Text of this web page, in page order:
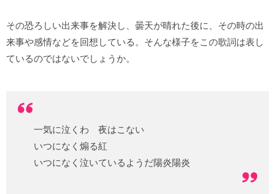
その恐ろしい出来事を解決し、曇天が晴れた後に、その時の出
来事や感情などを回想している。そんな様子をこの歌詞は表し
ているのではないでしょうか。
一気に泣くわ 夜はこない
いつになく煽る紅
いつになく泣いているようだ陽炎陽炎